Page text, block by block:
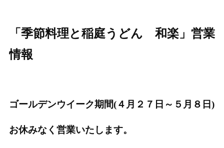
「季節料理と稲庭うどん 和楽」営業
情報
ゴールデンウイーク期間(４月２７日～５月８日)
お休みなく営業いたします。